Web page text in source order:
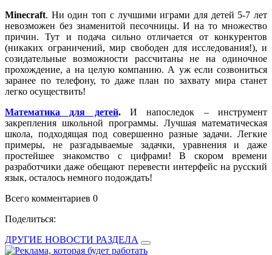
Minecraft. Ни один топ с лучшими играми для детей 5-7 лет
невозможен без знаменитой песочницы. И на то множество
причин. Тут и подача сильно отличается от конкурентов
(никаких ограничений, мир свободен для исследования!), и
созидательные возможности рассчитаны не на одиночное
прохождение, а на целую компанию. А уж если созвониться
заранее по телефону, то даже план по захвату мира станет
легко осуществить!
Математика для детей.И напоследок – инструмент
закрепления школьной программы. Лучшая математическая
школа, подходящая под совершенно разные задачи. Легкие
примеры, не разгадываемые задачки, уравнения и даже
простейшее знакомство с цифрами! В скором времени
разработчики даже обещают перевести интерфейс на русский
язык, осталось немного подождать!
Всего комментариев 0
Поделиться:
ДРУГИЕ НОВОСТИ РАЗДЕЛА